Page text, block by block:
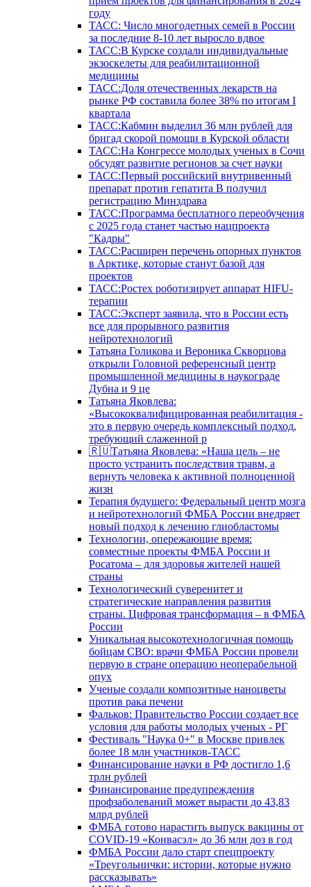
году
ТАСС: Число многодетных семей в России
за последние 8-10 лет выросло вдвое
ТАСС:В Курске создали индивидуальные
экзоскелеты для реабилитационной
медицины
ТАСС:Доля отечественных лекарств на
рынке РФ составила более 38% по итогам I
квартала
ТАСС:Кабмин выделил 36 млн рублей для
бригад скорой помощи в Курской области
ТАСС:На Конгрессе молодых ученых в Сочи
обсудят развитие регионов за счет науки
ТАСС:Первый российский внутривенный
препарат против гепатита В получил
регистрацию Минздрава
ТАСС:Программа бесплатного переобучения
с 2025 года станет частью нацпроекта
"Кадры"
ТАСС:Расширен перечень опорных пунктов
в Арктике, которые станут базой для
проектов
ТАСС:Ростех роботизирует аппарат HIFU-
терапии
ТАСС:Эксперт заявила, что в России есть
все для прорывного развития
нейротехнологий
Татьяна Голикова и Вероника Скворцова
открыли Головной референсный центр
промышленной медицины в наукограде
Дубна и 9 це
Татьяна Яковлева:
«Высококвалифицированная реабилитация -
это в первую очередь комплексный подход,
требующий слаженной р
🇷🇺Татьяна Яковлева: «Наша цель – не
просто устранить последствия травм, а
вернуть человека к активной полноценной
жизн
Терапия будущего: Федеральный центр мозга
и нейротехнологий ФМБА России внедряет
новый подход к лечению глиобластомы
Технологии, опережающие время:
совместные проекты ФМБА России и
Росатома – для здоровья жителей нашей
страны
Технологический суверенитет и
стратегические направления развития
страны. Цифровая трансформация – в ФМБА
России
Уникальная высокотехнологичная помощь
бойцам СВО: врачи ФМБА России провели
первую в стране операцию неоперабельной
опух
Ученые создали композитные наноцветы
против рака печени
Фальков: Правительство России создает все
условия для работы молодых ученых - РГ
Фестиваль "Наука 0+" в Москве привлек
более 18 млн участников-ТАСС
Финансирование науки в РФ достигло 1,6
трлн рублей
Финансирование предупреждения
профзаболеваний может вырасти до 43,83
млрд рублей
ФМБА готово нарастить выпуск вакцины от
COVID-19 «Конвасэл» до 36 млн доз в год
ФМБА России дало старт спецпроекту
«Треугольнички: истории, которые нужно
рассказывать»